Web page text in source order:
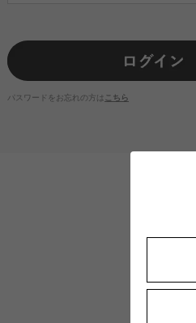
パスワードをお忘れの方は こちら
初